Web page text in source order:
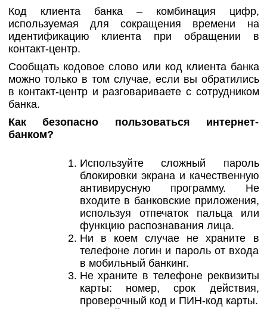
Код клиента банка – комбинация цифр,
используемая для сокращения времени на
идентификацию клиента при обращении в
контакт-центр.
Сообщать кодовое слово или код клиента банка
можно только в том случае, если вы обратились
в контакт-центр и разговариваете с сотрудником
банка.
Как безопасно пользоваться интернет-
банком?
Используйте сложный пароль
блокировки экрана и качественную
антивирусную программу. Не
входите в банковские приложения,
используя отпечаток пальца или
функцию распознавания лица.
Ни в коем случае не храните в
телефоне логин и пароль от входа
в мобильный банкинг.
Не храните в телефоне реквизиты
карты: номер, срок действия,
проверочный код и ПИН-код карты.